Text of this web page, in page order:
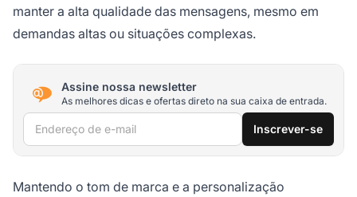
manter a alta qualidade das mensagens, mesmo em
demandas altas ou situações complexas.
Assine nossa newsletter
As melhores dicas e ofertas direto na sua caixa de entrada.
Endereço de e-mail Inscrever-se
Mantendo o tom de marca e a personalização